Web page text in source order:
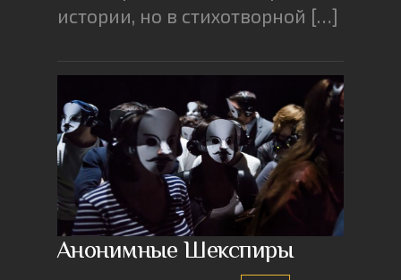
истории, но в стихотворной […]
Анонимные Шекспиры